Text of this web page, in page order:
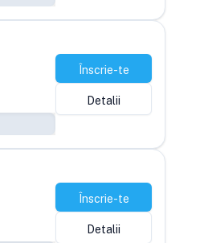
Înscrie-te
Detalii
Înscrie-te
Detalii